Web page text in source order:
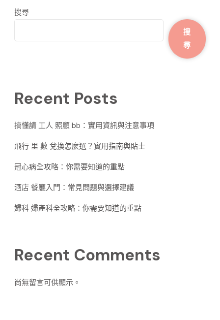
搜尋
搜
尋
Recent Posts
搞懂請 工人 照顧 bb：實用資訊與注意事項
飛行 里 數 兌換怎麼選？實用指南與貼士
冠心病全攻略：你需要知道的重點
酒店 餐廳入門：常見問題與選擇建議
婦科 婦產科全攻略：你需要知道的重點
Recent Comments
尚無留言可供顯示。